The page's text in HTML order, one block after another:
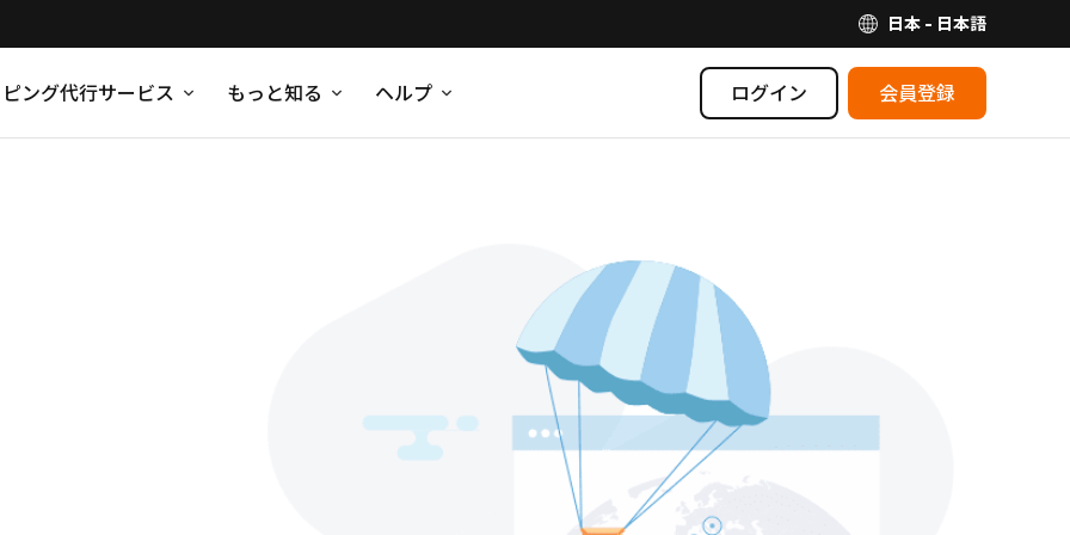
日本 - 日本語
ング代行サービス もっと知る ヘルプ ログイン 会員登録